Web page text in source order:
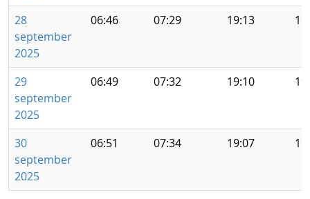
28
september
2025
06:46 07:29 19:13
29
september
2025
06:49 07:32 19:10
30
september
2025
06:51 07:34 19:07